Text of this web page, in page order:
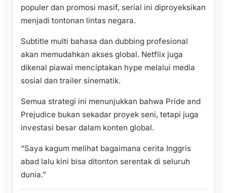
populer dan promosi masif, serial ini diproyeksikan
menjadi tontonan lintas negara.
Subtitle multi bahasa dan dubbing profesional
akan memudahkan akses global. Netflix juga
dikenal piawai menciptakan hype melalui media
sosial dan trailer sinematik.
Semua strategi ini menunjukkan bahwa Pride and
Prejudice bukan sekadar proyek seni, tetapi juga
investasi besar dalam konten global.
“Saya kagum melihat bagaimana cerita Inggris
abad lalu kini bisa ditonton serentak di seluruh
dunia.”